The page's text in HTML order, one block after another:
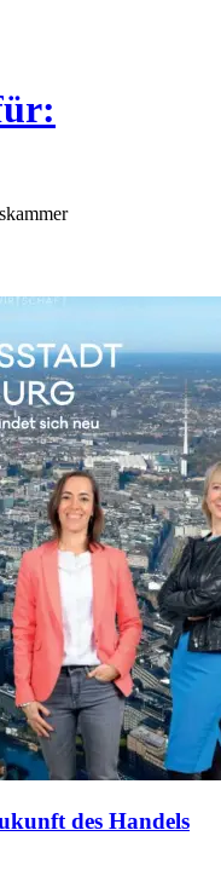
des Handels